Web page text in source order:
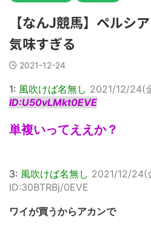
【なんJ競馬】ペルシ
気味すぎる
2021-12-24
1: 風吹けば名無し 2021/12/24(
ID:U50vLMkt0EVE
単複いってええか？
3: 風吹けば名無し 2021/12/24(
ID:30BTRBj/0EVE
ワイが買うからアカンで